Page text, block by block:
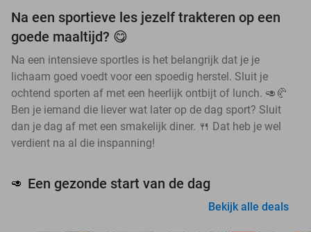
Na een sportieve les jezelf trakteren op een
goede maaltijd? 😋
Na een intensieve sportles is het belangrijk dat je je
lichaam goed voedt voor een spoedig herstel. Sluit je
ochtend sporten af met een heerlijk ontbijt of lunch. 🥑🥐
Ben je iemand die liever wat later op de dag sport? Sluit
dan je dag af met een smakelijk diner. 🍴 Dat heb je wel
verdient na al die inspanning!
🥑 Een gezonde start van de dag
Bekijk alle deals